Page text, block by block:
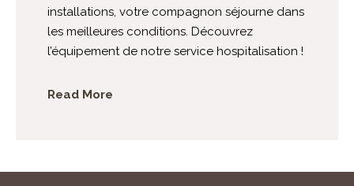
installations, votre compagnon séjourne dans
les meilleures conditions. Découvrez
l’équipement de notre service hospitalisation !
Read More